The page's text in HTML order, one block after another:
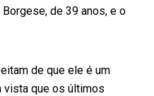
de 39 anos, e o
de que ele é um
vista que os últimos